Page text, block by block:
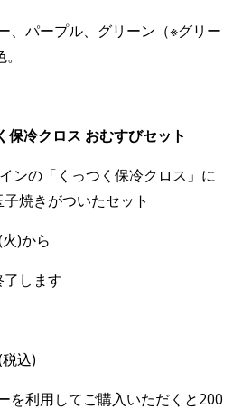
、パープル、グリーン（※グリー
冷クロス おむすびセット
ンの「くっつく保冷クロス」に
焼きがついたセット
)から
します
込)
を利用してご購入いただくと200